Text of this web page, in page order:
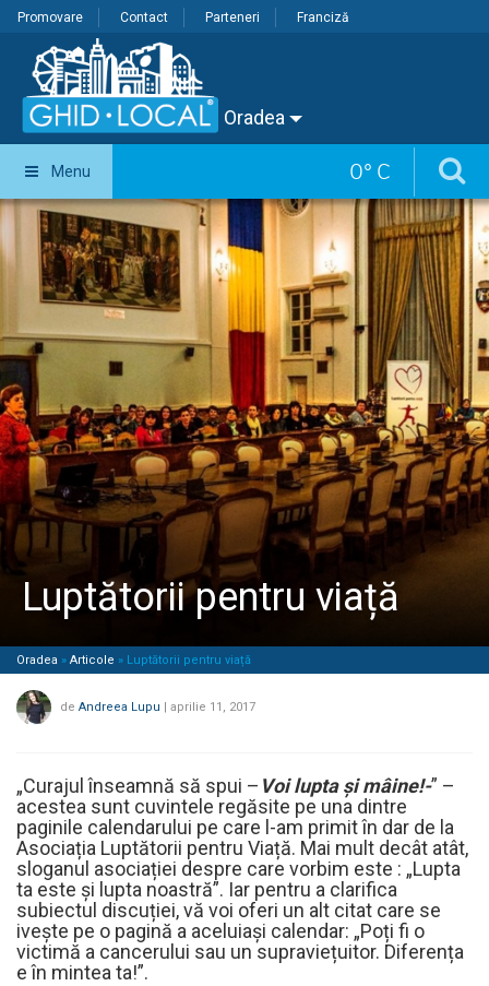
Promovare Contact Parteneri Franciză
Oradea
0° C
Menu
Luptătorii pentru viață
Oradea » Articole » Luptătorii pentru viață
de Andreea Lupu | aprilie 11, 2017
„Curajul înseamnă să spui – Voi lupta și mâine!-” –
acestea sunt cuvintele regăsite pe una dintre
paginile calendarului pe care l-am primit în dar de la
Asociația Luptătorii pentru Viață. Mai mult decât atât,
sloganul asociației despre care vorbim este : „Lupta
ta este și lupta noastră”. Iar pentru a clarifica
subiectul discuției, vă voi oferi un alt citat care se
ivește pe o pagină a aceluiași calendar: „Poți fi o
victimă a cancerului sau un supraviețuitor. Diferența
e în mintea ta!”.